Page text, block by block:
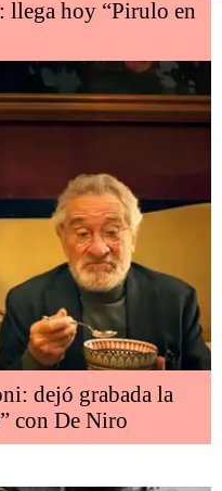
llega hoy “Pirulo en
dejó grabada la
con De Niro